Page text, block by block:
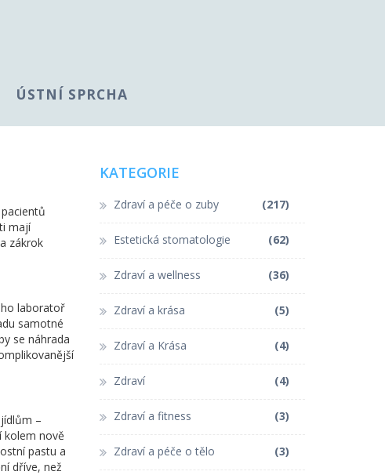
ÚSTNÍ SPRCHA
mají
zákrok
laboratoř
samotné
se náhrada
–
kolem nově
pastu a
dříve, než
KATEGORIE
Zdraví a péče o zuby (217)
Estetická stomatologie (62)
Zdraví a wellness (36)
Zdraví a krása (5)
Zdraví a Krása (4)
Zdraví (4)
Zdraví a fitness (3)
Zdraví a péče o tělo (3)